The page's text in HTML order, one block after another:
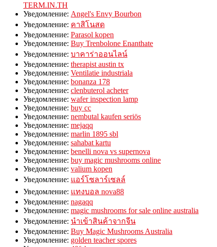
TERM.IN.TH
Уведомление: Angel's Envy Bourbon
Уведомление: คาสิโนสด
Уведомление: Parasol kopen
Уведомление: Buy Trenbolone Enanthate
Уведомление: บาคาร่าออนไลน์
Уведомление: therapist austin tx
Уведомление: Ventilatie industriala
Уведомление: bonanza 178
Уведомление: clenbuterol acheter
Уведомление: wafer inspection lamp
Уведомление: buy cc
Уведомление: nembutal kaufen seriös
Уведомление: mejaqq
Уведомление: marlin 1895 sbl
Уведомление: sahabat kartu
Уведомление: benelli nova vs supernova
Уведомление: buy magic mushrooms online
Уведомление: valium kopen
Уведомление: แอร์โซลาร์เซลล์
Уведомление: แทงบอล nova88
Уведомление: nagaqq
Уведомление: magic mushrooms for sale online australia
Уведомление: นำเข้าสินค้าจากจีน
Уведомление: Buy Magic Mushrooms Australia
Уведомление: golden teacher spores